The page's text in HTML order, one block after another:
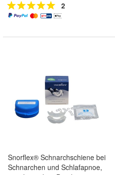
2
Snorflex® Schnarchschiene bei
Schnarchen und Schlafapnoe,